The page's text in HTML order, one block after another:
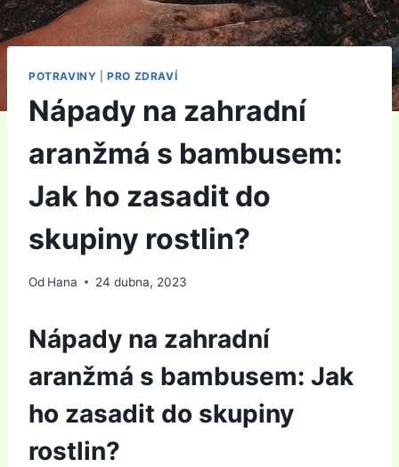
POTRAVINY |PRO ZDRAVÍ
Nápady na zahradní
aranžmá s bambusem:
Jak ho zasadit do
skupiny rostlin?
Od Hana 24 dubna, 2023
Nápady na zahradní
aranžmá s bambusem: Jak
ho zasadit do skupiny
rostlin?